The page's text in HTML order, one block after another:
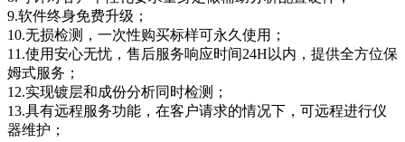
9.软件终身免费升级；
10.无损检测，一次性购买标样可永久使用；
11.使用安心无忧，售后服务响应时间24H以内，提供全方位保
姆式服务；
12.实现镀层和成份分析同时检测；
13.具有远程服务功能，在客户请求的情况下，可远程进行仪
器维护；